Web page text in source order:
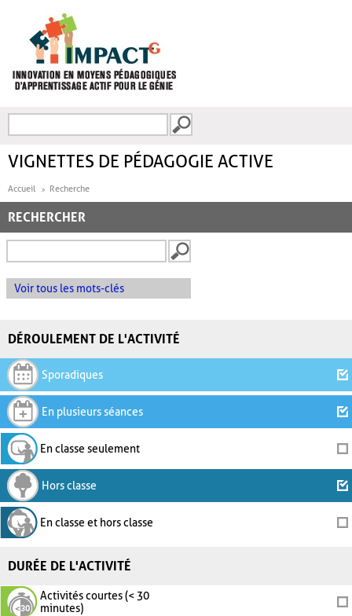
FORMULAIRE DE
VIGNETTES DE PÉDAGOGIE ACTIVE
Accueil Recherche
RECHERCHER
Voir tous les mots-clés
DÉROULEMENT DE L'ACTIVITÉ
Sporadiques
En plusieurs séances
En classe seulement
Hors classe
En classe et hors classe
DURÉE DE L'ACTIVITÉ
Activités courtes (< 30
minutes)